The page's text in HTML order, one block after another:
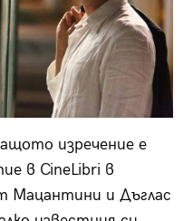
изречение е
в CineLibri в
Мацантини и Дъглас